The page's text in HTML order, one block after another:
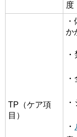
度
TP（ケア項
目）
か
・